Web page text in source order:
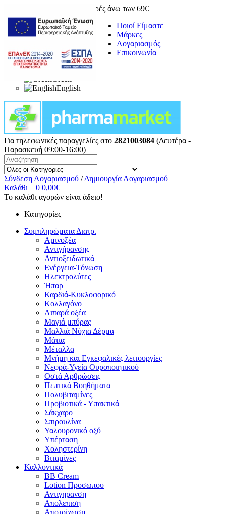
Δωρεάν μεταφορικά για αγορές άνω των 69€
Ποιοί Είμαστε
Μάρκες
Λογαριασμός
Επικοινωνία
Greek
English
Για τηλεφωνικές παραγγελίες στο 2821003084 (Δευτέρα -
Παρασκευή 09:00-16:00)
Σύνδεση Λογαριασμού / Δημιουργία Λογαριασμού
Καλάθι
0 0,00€
Το καλάθι αγορών είναι άδειο!
Κατηγορίες
Συμπληρώματα Διατρ.
Αμινοξέα
Αντιγήρανσης
Αντιοξειδωτικά
Ενέργεια-Τόνωση
Ηλεκτρολύτες
Ήπαρ
Καρδιά-Κυκλοφορικό
Κολλαγόνο
Λιπαρά οξέα
Μαγιά μπύρας
Μαλλιά Νύχια Δέρμα
Μάτια
Μέταλλα
Μνήμη και Εγκεφαλικές λειτουργίες
Νεφρά-Υγεία Ουροποιητικού
Οστά Αρθρώσεις
Πεπτικά Βοηθήματα
Πολυβιταμίνες
Προβιοτικά - Υπακτικά
Σάκχαρο
Σπιρουλίνα
Υαλουρονικό οξύ
Υπέρταση
Χοληστερίνη
Βιταμίνες
Καλλυντικά
BB Cream
Lotion Προσωπου
Αντιγηρανση
Απολεπιση
Αποτρίχωση